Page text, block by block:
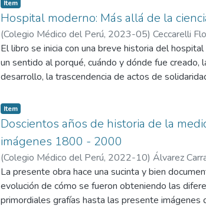
realizadas, indicadores alcanzados, proyectos
obtenidos en un año particularmente distinto
sanitaria. Aún siendo un año difícil y complicado,
encima de las cifras, lo que radica en la
especializada en los pacientes todo el tiempo.
Item
Hospital moderno: Más allá de la
(Colegio Médico del Perú, 2023-05)Ceccarelli
El libro se inicia con una breve historia del
un sentido al porqué, cuándo y dónde fue creado,
desarrollo, la trascendencia de actos de
en las ciudades, de la infraestructura que debe
aborda la labor asistencial, donde el enfermo no
enfermedad, donde las habilidades tecnológicas
y, donde el paciente siempre debe recibir un
análisis sobre la asistencia del enfermo, una
salud del personal sanitario; algunas reflexiones
papel del hospital en la formación de los recursos
centrada en valores, la necesidad de contar con
Item
Doscientos años de historia de la
imágenes 1800 - 2000
(Colegio Médico del Perú, 2022-10)Álvarez
La presente obra hace una sucinta y bien
evolución de cómo se fueron obteniendo las
primordiales grafías hasta las presente imágenes